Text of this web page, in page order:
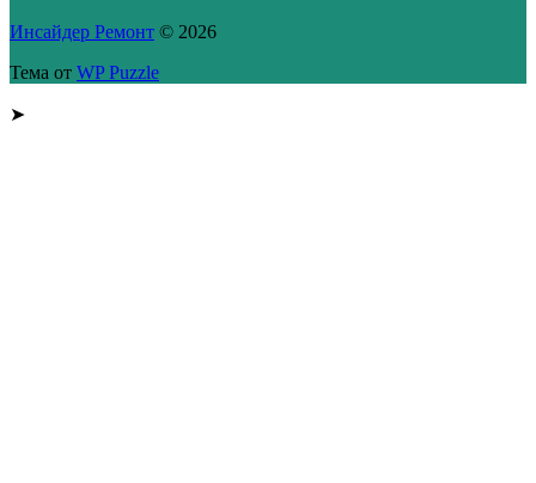
Инсайдер Ремонт © 2026
Тема от WP Puzzle
➤